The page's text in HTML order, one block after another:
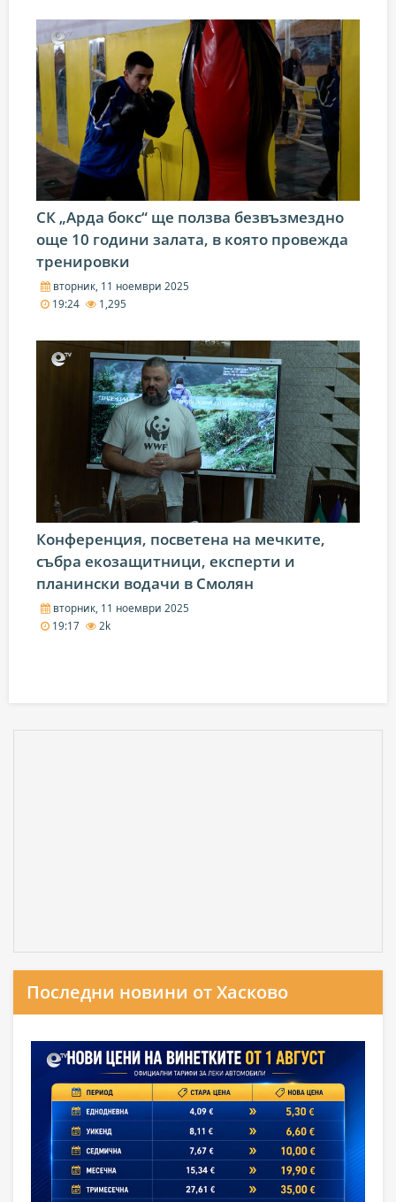
СК „Арда бокс“ ще ползва безвъзмездно
още 10 години залата, в която провежда
тренировки
вторник, 11 ноември 2025
19:24
1,295
Конференция, посветена на мечките,
събра екозащитници, експерти и
планински водачи в Смолян
вторник, 11 ноември 2025
19:17
2k
Последни новини от Хасково